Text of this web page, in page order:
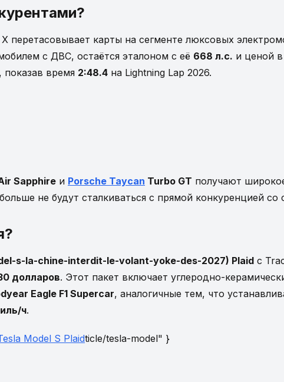
перетасовывает карты на сегменте люксовых
с ДВС, остаётся эталоном с её 668 л.с. и ценой в
время 2:48.4 на Lightning Lap 2026.
Sapphire и Porsche Taycan Turbo GT получают
не будут сталкиваться с прямой конкуренцией
s-la-chine-interdit-le-volant-yoke-des-2027) Plaid с
долларов. Этот пакет включает углеродно-
Eagle F1 Supercar, аналогичные тем, что
ч.
Model S Plaidticle/tesla-model" }